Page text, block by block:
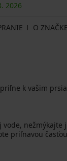
2026
O ZNAČKE
k vašim
nežmýkajte
priľnavou